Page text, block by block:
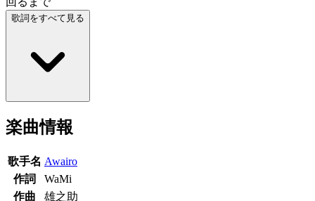
歌詞をすべて見る
楽曲情報
歌手名 Awairo
作詞
WaMi
作曲
雄之助